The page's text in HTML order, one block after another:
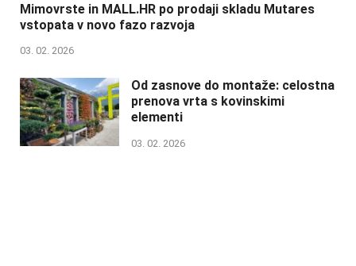
Mimovrste in MALL.HR po prodaji skladu Mutares
vstopata v novo fazo razvoja
03. 02. 2026
Od zasnove do montaže: celostna
prenova vrta s kovinskimi
elementi
03. 02. 2026